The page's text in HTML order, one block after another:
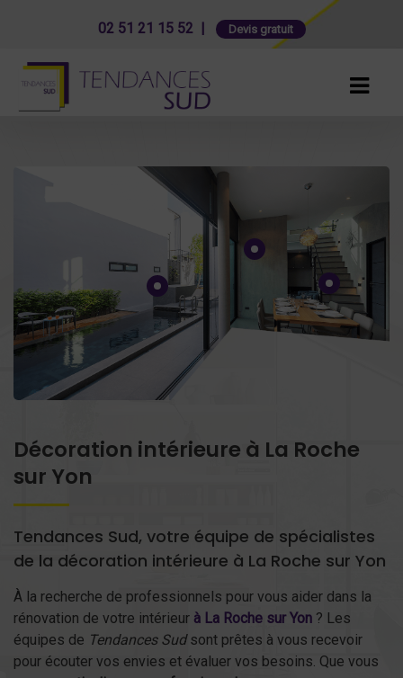
02 51 21 15 52 | Devis gratuit
Décoration intérieure à La Roche
sur Yon
Tendances Sud, votre équipe de spécialistes
de la décoration intérieure à La Roche sur Yon
À la recherche de professionnels pour vous aider dans la
rénovation de votre intérieur à La Roche sur Yon ? Les
équipes de Tendances Sudsont prêtes à vous recevoir
pour écouter vos envies et évaluer vos besoins. Que vous